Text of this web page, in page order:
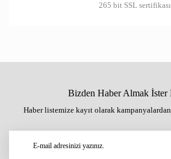
265 bit SSL sertifikası
Bizden Haber Almak İster
Haber listemize kayıt olarak